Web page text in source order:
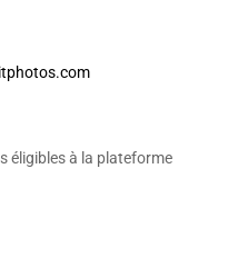
éligibles à la plateforme